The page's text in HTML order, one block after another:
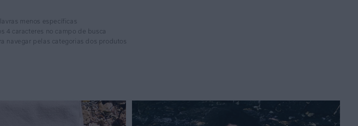
menos específicas
4 caracteres no campo de busca
navegar pelas categorias dos produtos